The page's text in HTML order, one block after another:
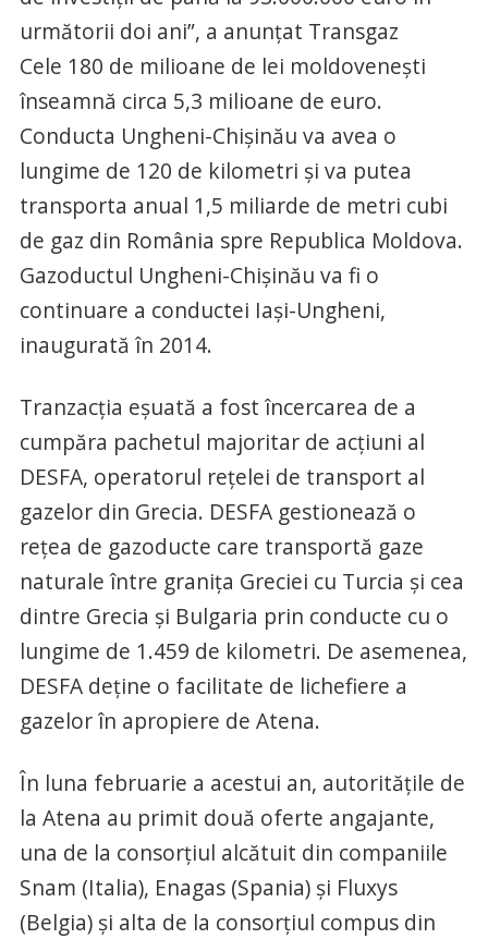
următorii doi ani”, a anunţat Transgaz
Cele 180 de milioane de lei moldoveneşti
înseamnă circa 5,3 milioane de euro.
Conducta Ungheni-Chişinău va avea o
lungime de 120 de kilometri şi va putea
transporta anual 1,5 miliarde de metri cubi
de gaz din România spre Republica Moldova.
Gazoductul Ungheni-Chişinău va fi o
continuare a conductei Iaşi-Ungheni,
inaugurată în 2014.
Tranzacţia eşuată a fost încercarea de a
cumpăra pachetul majoritar de acţiuni al
DESFA, operatorul reţelei de transport al
gazelor din Grecia. DESFA gestionează o
reţea de gazoducte care transportă gaze
naturale între graniţa Greciei cu Turcia şi cea
dintre Grecia şi Bulgaria prin conducte cu o
lungime de 1.459 de kilometri. De asemenea,
DESFA deţine o facilitate de lichefiere a
gazelor în apropiere de Atena.
În luna februarie a acestui an, autorităţile de
la Atena au primit două oferte angajante,
una de la consorţiul alcătuit din companiile
Snam (Italia), Enagas (Spania) şi Fluxys
(Belgia) şi alta de la consorţiul compus din